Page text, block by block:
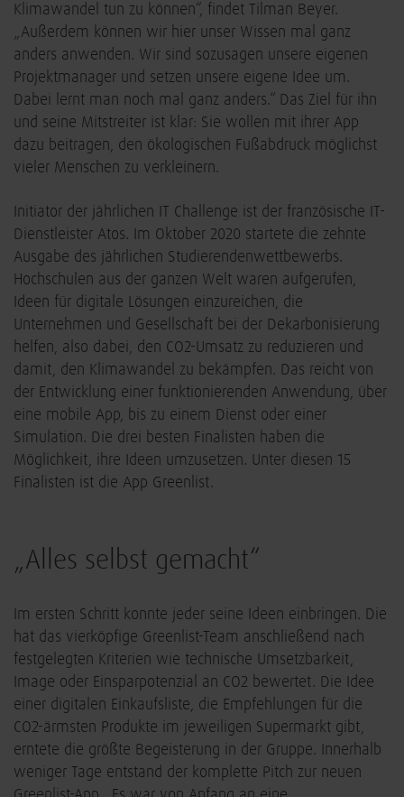
Klimawandel tun zu können“, findet Tilman Beyer.
„Außerdem können wir hier unser Wissen mal ganz
anders anwenden. Wir sind sozusagen unsere eigenen
Projektmanager und setzen unsere eigene Idee um.
Dabei lernt man noch mal ganz anders.“ Das Ziel für ihn
und seine Mitstreiter ist klar: Sie wollen mit ihrer App
dazu beitragen, den ökologischen Fußabdruck möglichst
vieler Menschen zu verkleinern.
Initiator der jährlichen IT Challenge ist der französische IT-
Dienstleister Atos. Im Oktober 2020 startete die zehnte
Ausgabe des jährlichen Studierendenwettbewerbs.
Hochschulen aus der ganzen Welt waren aufgerufen,
Ideen für digitale Lösungen einzureichen, die
Unternehmen und Gesellschaft bei der Dekarbonisierung
helfen, also dabei, den CO2-Umsatz zu reduzieren und
damit, den Klimawandel zu bekämpfen. Das reicht von
der Entwicklung einer funktionierenden Anwendung, über
eine mobile App, bis zu einem Dienst oder einer
Simulation. Die drei besten Finalisten haben die
Möglichkeit, ihre Ideen umzusetzen. Unter diesen 15
Finalisten ist die App Greenlist.
„Alles selbst gemacht“
Im ersten Schritt konnte jeder seine Ideen einbringen. Die
hat das vierköpfige Greenlist-Team anschließend nach
festgelegten Kriterien wie technische Umsetzbarkeit,
Image oder Einsparpotenzial an CO2 bewertet. Die Idee
einer digitalen Einkaufsliste, die Empfehlungen für die
CO2-ärmsten Produkte im jeweiligen Supermarkt gibt,
erntete die größte Begeisterung in der Gruppe. Innerhalb
weniger Tage entstand der komplette Pitch zur neuen